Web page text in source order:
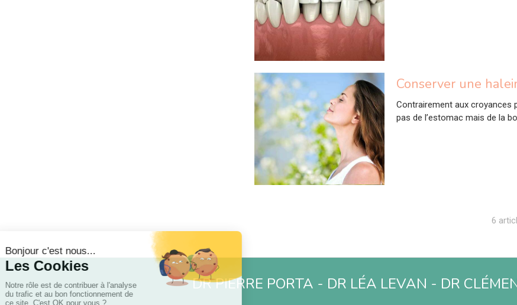
Conserver une
Contrairement aux croyances
pas de l’estomac mais de la
6
DR PIERRE PORTA - DR LÉA LEVAN - DR